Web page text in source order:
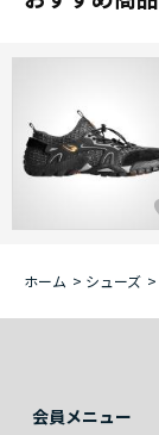
ホーム > シューズ >
会員メニュー